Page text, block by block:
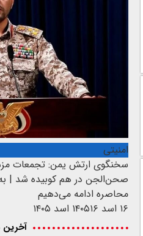
امنیتی
سخنگوی ارتش یمن: تجمعات
صحن‌الجن در هم کوبیده شد | به
محاصره ادامه می‌دهیم
۱۶ اسد ۱۴۰۵
۱۶ اسد ۱۴۰۵